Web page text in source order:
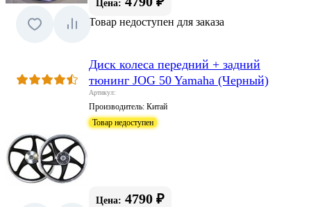
Цена:
Товар недоступен для заказа
Диск колеса передний + задний
тюнинг JOG 50 Yamaha (Черный)
Артикул:
Производитель: Китай
Товар недоступен
Цена: 4790 ₽